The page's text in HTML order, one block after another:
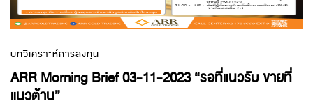
บทวิเคราะห์การลงทุน
ARR Morning Brief 03-11-2023 “รอที่แนวรับ ขายที่
แนวต้าน”